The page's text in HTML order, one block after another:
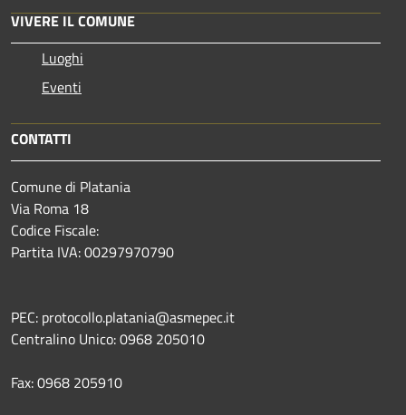
VIVERE IL COMUNE
Luoghi
Eventi
CONTATTI
Comune di Platania
Via Roma 18
Codice Fiscale:
Partita IVA: 00297970790
PEC: protocollo.platania@asmepec.it
Centralino Unico: 0968 205010
Fax: 0968 205910